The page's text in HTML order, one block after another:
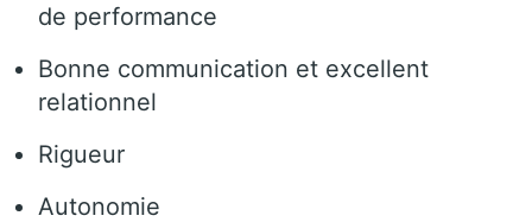
de performance
Bonne communication et excellent
relationnel
Rigueur
Autonomie